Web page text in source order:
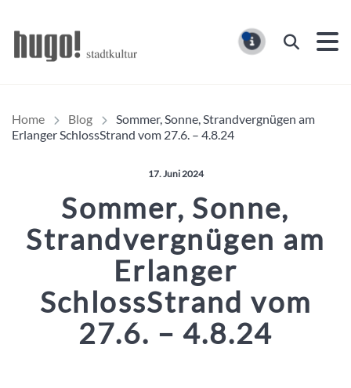
Suchen
Home Blog
Sommer, Sonne, Strandvergnügen am
Erlanger SchlossStrand vom 27.6. – 4.8.24
Veröffentlicht am:
17. Juni 2024
Sommer, Sonne,
Strandvergnügen am
Erlanger
SchlossStrand vom
27.6. – 4.8.24